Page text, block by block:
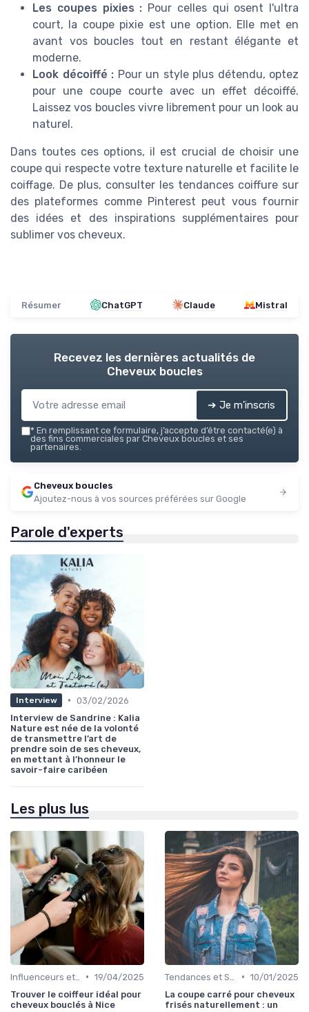
Les coupes pixies : Pour celles qui osent l'ultra
court, la coupe pixie est une option. Elle met en
avant vos boucles tout en restant élégante et
moderne.
Look décoiffé : Pour un style plus détendu, optez
pour une coupe courte avec un effet décoiffé.
Laissez vos boucles vivre librement pour un look au
naturel.
Dans toutes ces options, il est crucial de choisir une
coupe qui respecte votre texture naturelle et facilite le
coiffage. De plus, consulter les tendances coiffure sur
des plateformes comme Pinterest peut vous fournir
des idées et des inspirations supplémentaires pour
sublimer vos cheveux.
Résumer ChatGPT Claude Mistral
Recevez les dernières actualités de
Cheveux boucles
➔ Je m'inscris
* En remplissant ce formulaire, j’accepte d’être contacté(e) à
des fins commerciales par Cheveux boucles et ses
partenaires.
Cheveux boucles
Ajoutez-nous à vos sources préférées sur Google
Parole d'experts
Interview • 03/02/2026
Interview de Sandrine : Kalia
Nature est née de la volonté
de transmettre l’art de
prendre soin de ses cheveux,
en mettant à l’honneur le
savoir-faire caribéen
Les plus lus
• 19/04/2025
Trouver le coiffeur idéal pour
cheveux bouclés à Nice
• 10/01/2025
La coupe carré pour cheveux
frisés naturellement : un